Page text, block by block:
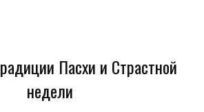
Пасхи и Страстной
недели